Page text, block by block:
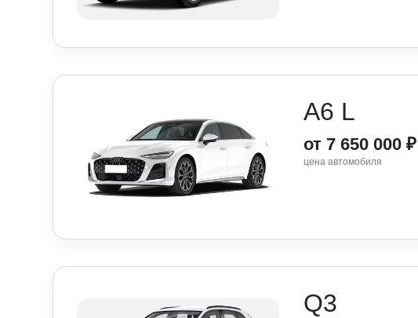
A6 L
от 7 650 000 ₽
цена автомобиля
Q3